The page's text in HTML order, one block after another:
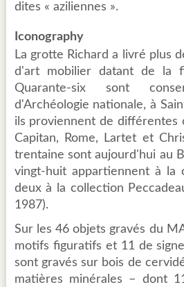
dites « aziliennes ».
Iconography
La grotte Richard a livré plus
d'art mobilier datant de la
Quarante-six sont
d'Archéologie nationale, à
ils proviennent de différentes
Capitan, Rome, Lartet et
trentaine sont aujourd'hui au
vingt-huit appartiennent à la
deux à la collection
1987).
Sur les 46 objets gravés du
motifs figuratifs et 11 de
sont gravés sur bois de
matières minérales – dont